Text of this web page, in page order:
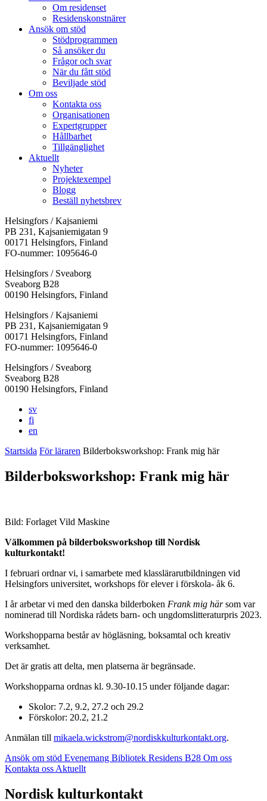
Om residenset
Residenskonstnärer
Ansök om stöd
Stödprogrammen
Så ansöker du
Frågor och svar
När du fått stöd
Beviljade stöd
Om oss
Kontakta oss
Organisationen
Expertgrupper
Hållbarhet
Tillgänglighet
Aktuellt
Nyheter
Projektexempel
Blogg
Beställ nyhetsbrev
Helsingfors / Kajsaniemi
PB 231, Kajsaniemigatan 9
00171 Helsingfors, Finland
FO-nummer: 1095646-0
Helsingfors / Sveaborg
Sveaborg B28
00190 Helsingfors, Finland
Facebook:
Öppnas
i
en
flik
Instagram:
Öppnas
i
en
flik
TikTok:
Öppnas
i
en
flik
Youtube:
Öppnas
i
en
flik
Vimeo:
Öppnas
i
en
flik
Helsingfors / Kajsaniemi
PB 231, Kajsaniemigatan 9
00171 Helsingfors, Finland
FO-nummer: 1095646-0
Helsingfors / Sveaborg
Sveaborg B28
00190 Helsingfors, Finland
sv
fi
en
Startsida För läraren Bilderboksworkshop: Frank mig här
Bilderboksworkshop: Frank mig här
Bild: Forlaget Vild Maskine
Välkommen på bilderboksworkshop till Nordisk
kulturkontakt!
I februari ordnar vi, i samarbete med klasslärarutbildningen vid
Helsingfors universitet, workshops för elever i förskola- åk 6.
I år arbetar vi med den danska bilderboken Frank mig härsom var
nominerad till Nordiska rådets barn- och ungdomslitteraturpris 2023.
Workshopparna består av högläsning, boksamtal och kreativ
verksamhet.
Det är gratis att delta, men platserna är begränsade.
Workshopparna ordnas kl. 9.30-10.15 under följande dagar:
Skolor: 7.2, 9.2, 27.2 och 29.2
Förskolor: 20.2, 21.2
Anmälan till mikaela.wickstrom@nordiskkulturkontakt.org.
Ansök om stöd Evenemang Bibliotek Residens B28 Om oss
Kontakta oss Aktuellt
Facebook:
Instagram:
TikTok:
Youtube:
Vimeo:
Nordisk kulturkontakt